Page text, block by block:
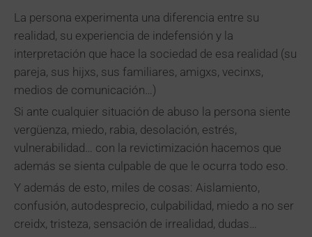
La persona experimenta una diferencia entre su
realidad, su experiencia de indefensión y la
interpretación que hace la sociedad de esa realidad (su
pareja, sus hijxs, sus familiares, amigxs, vecinxs,
medios de comunicación…)
Si ante cualquier situación de abuso la persona siente
vergüenza, miedo, rabia, desolación, estrés,
vulnerabilidad… con la revictimización hacemos que
además se sienta culpable de que le ocurra todo eso.
Y además de esto, miles de cosas: Aislamiento,
confusión, autodesprecio, culpabilidad, miedo a no ser
creidx, tristeza, sensación de irrealidad, dudas…